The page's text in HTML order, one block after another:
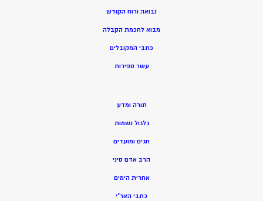
נבואה ורוח הקודש
מבוא לחכמת הקבלה
כתבי המקובלים
עשר ספירות
תורה ומדע
גלגול נשמות
חגים ומועדים
הרב אדם סיני
אחרית הימים
כתבי האר”י